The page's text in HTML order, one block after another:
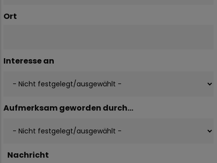
Ort
Interesse an
Aufmerksam geworden durch...
Nachricht